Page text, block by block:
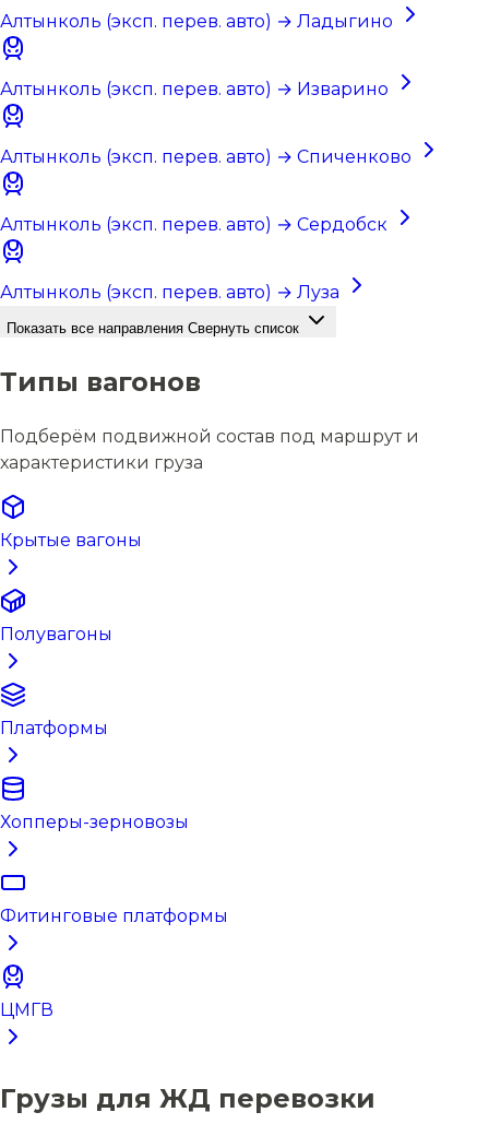
Алтынколь (эксп. перев. авто) → Ладыгино
Алтынколь (эксп. перев. авто) → Изварино
Алтынколь (эксп. перев. авто) → Спиченково
Алтынколь (эксп. перев. авто) → Сердобск
Алтынколь (эксп. перев. авто) → Луза
Показать все направления Свернуть список
Типы вагонов
Подберём подвижной состав под маршрут и
характеристики груза
Крытые вагоны
Полувагоны
Платформы
Хопперы-зерновозы
Фитинговые платформы
ЦМГВ
Грузы для ЖД перевозки